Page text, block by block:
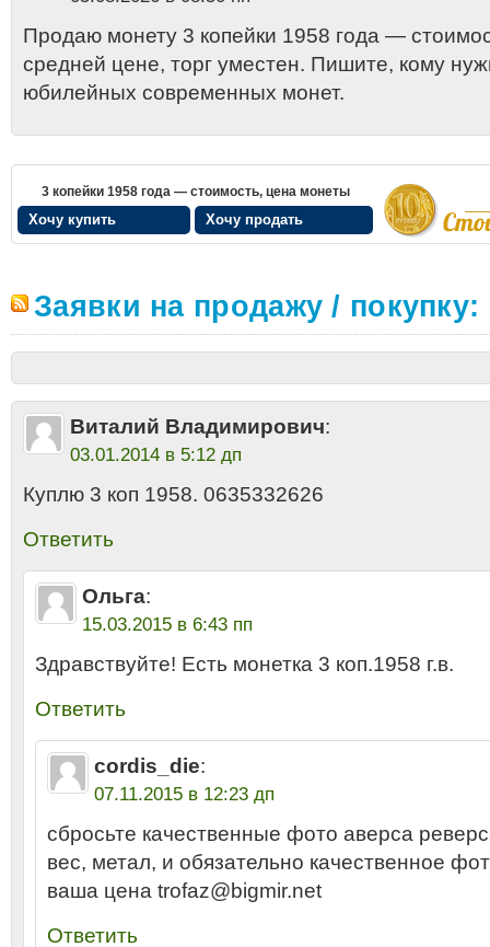
Продаю монету 3 копейки 1958 года —
средней цене, торг уместен. Пишите, кому
юбилейных современных монет.
3 копейки 1958 года — стоимость, цена монеты
Хочу купить Хочу продать
Заявки на продажу / покупку:
Виталий Владимирович:
03.01.2014 в 5:12 дп
Куплю 3 коп 1958. 0635332626
Ответить
Ольга:
15.03.2015 в 6:43 пп
Здравствуйте! Есть монетка 3 коп.1958 г.в.
Ответить
cordis_die:
07.11.2015 в 12:23 дп
сбросьте качественные фото аверса
вес, метал, и обязательно качественное
ваша цена trofaz@bigmir.net
Ответить